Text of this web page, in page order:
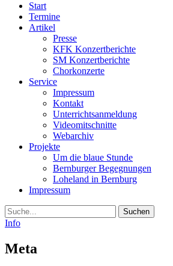
Start
Termine
Artikel
Presse
KFK Konzertberichte
SM Konzertberichte
Chorkonzerte
Service
Impressum
Kontakt
Unterrichtsanmeldung
Videomitschnitte
Webarchiv
Projekte
Um die blaue Stunde
Bernburger Begegnungen
Loheland in Bernburg
Impressum
Suche
Info
Meta